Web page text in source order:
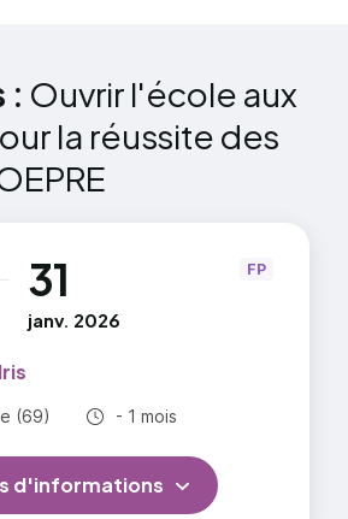
: Ouvrir l'école aux
la réussite des
31
janv. 2026
(69) Durée totale :
- 1 mois
FP
d'informations